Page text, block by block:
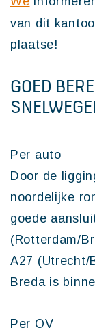
van dit
plaatse!
GOED
Per auto
Door de
noordelijke
goede
(Rotterdam/
A27 (Utrecht/
Breda is
Per OV